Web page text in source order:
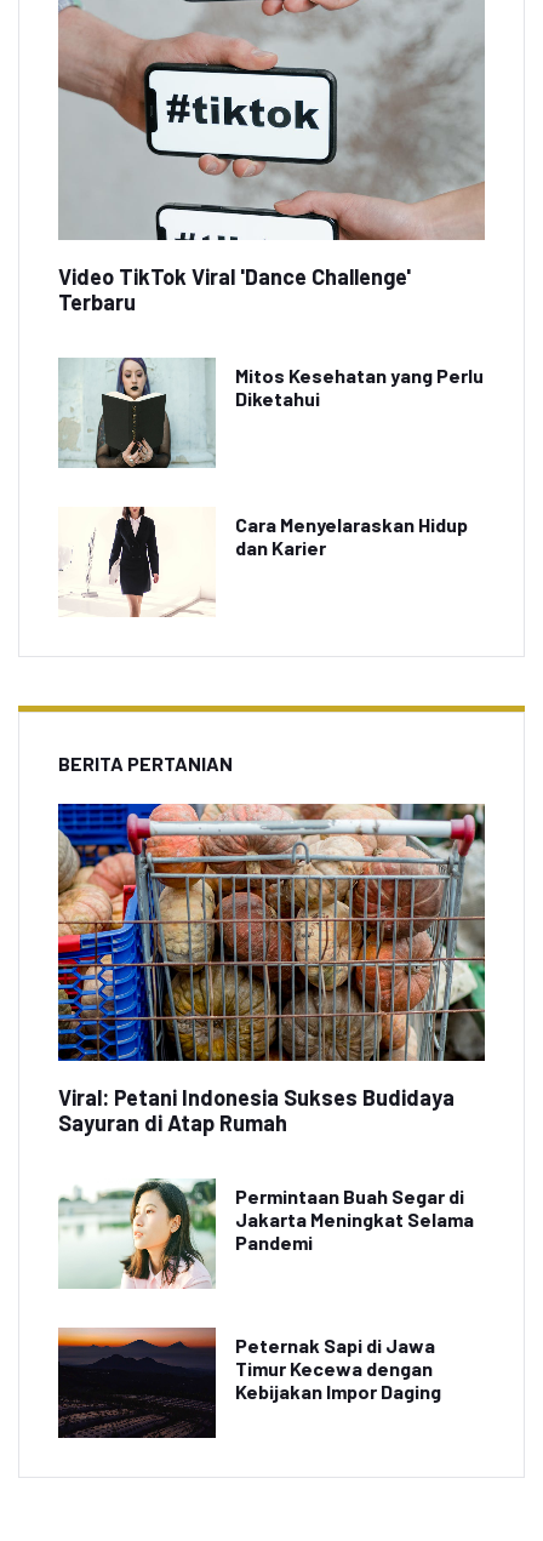
Video TikTok Viral 'Dance Challenge'
Terbaru
Mitos Kesehatan yang Perlu
Diketahui
Cara Menyelaraskan Hidup
dan Karier
BERITA PERTANIAN
Viral: Petani Indonesia Sukses Budidaya
Sayuran di Atap Rumah
Permintaan Buah Segar di
Jakarta Meningkat Selama
Pandemi
Peternak Sapi di Jawa
Timur Kecewa dengan
Kebijakan Impor Daging